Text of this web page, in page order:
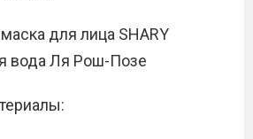
для лица SHARY
вода Ля Рош-Позе